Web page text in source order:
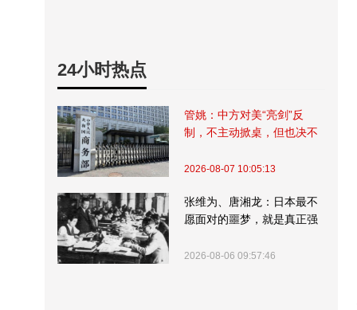
24小时热点
管姚：中方对美“亮剑”反
制，不主动掀桌，但也决不
2026-08-07 10:05:13
张维为、唐湘龙：日本最不
愿面对的噩梦，就是真正强
2026-08-06 09:57:46